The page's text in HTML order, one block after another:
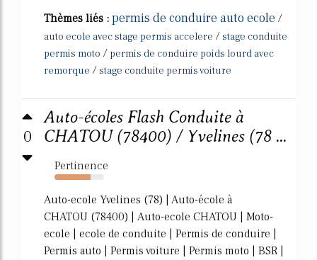
Thèmes liés : permis de conduire auto ecole /
auto ecole avec stage permis accelere /stage conduite
permis moto / permis de conduire poids lourd avec
remorque /stage conduite permis voiture
0
Auto-écoles Flash Conduite à
CHATOU (78400) / Yvelines (78 ...
Pertinence
73%
Auto-ecole Yvelines (78) | Auto-école à
CHATOU (78400) | Auto-ecole CHATOU | Moto-
ecole | ecole de conduite | Permis de conduire |
Permis auto | Permis voiture | Permis moto | BSR |